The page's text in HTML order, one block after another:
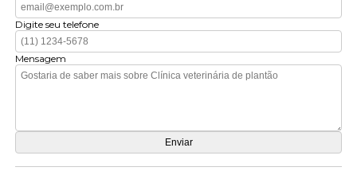
Digite seu telefone
Mensagem